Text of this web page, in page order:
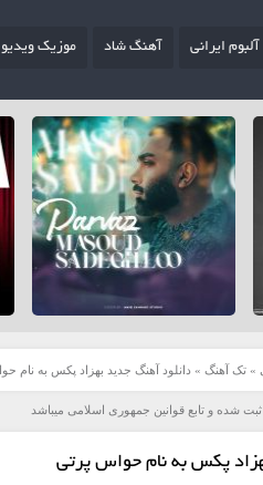
آلبوم ایرانی آهنگ شاد موزیک ویدیو
» تک آهنگ » دانلود آهنگ جدید بهزاد پکس به نام
شده و تابع قوانین جمهوری اسلامی میباشد
پکس به نام حواس پرتی